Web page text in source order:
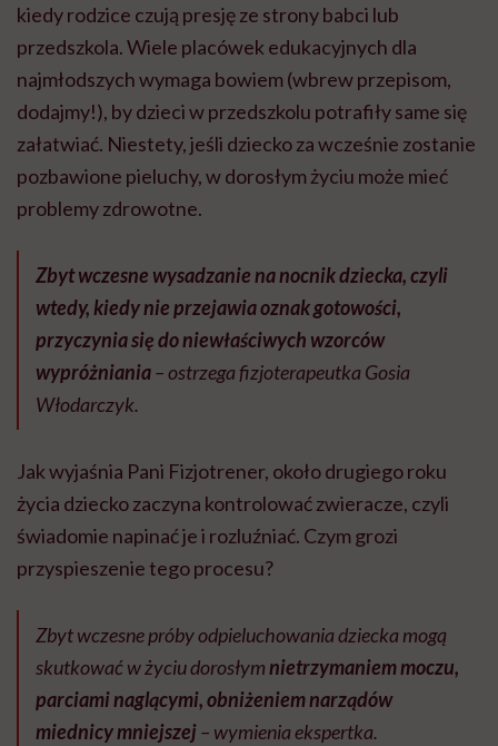
kiedy rodzice czują presję ze strony babci lub
przedszkola. Wiele placówek edukacyjnych dla
najmłodszych wymaga bowiem (wbrew przepisom,
dodajmy!), by dzieci w przedszkolu potrafiły same się
załatwiać. Niestety, jeśli dziecko za wcześnie zostanie
pozbawione pieluchy, w dorosłym życiu może mieć
problemy zdrowotne.
Zbyt wczesne wysadzanie na nocnik dziecka, czyli
wtedy, kiedy nie przejawia oznak gotowości,
przyczynia się do niewłaściwych wzorców
wypróżniania– ostrzega fizjoterapeutka Gosia
Włodarczyk.
Jak wyjaśnia Pani Fizjotrener, około drugiego roku
życia dziecko zaczyna kontrolować zwieracze, czyli
świadomie napinać je i rozluźniać. Czym grozi
przyspieszenie tego procesu?
Zbyt wczesne próby odpieluchowania dziecka mogą
skutkować w życiu dorosłymnietrzymaniem moczu,
parciami naglącymi, obniżeniem narządów
miednicy mniejszej– wymienia ekspertka.